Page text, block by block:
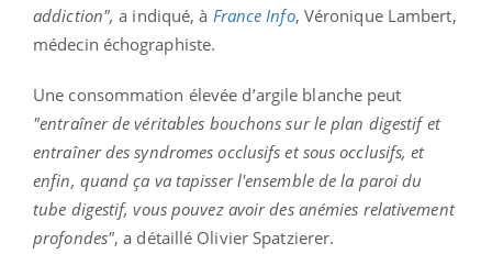
addiction", a indiqué, à France Info, Véronique Lambert,
médecin échographiste.
Une consommation élevée d’argile blanche peut
"entraîner de véritables bouchons sur le plan digestif et
entraîner des syndromes occlusifs et sous occlusifs, et
enfin, quand ça va tapisser l'ensemble de la paroi du
tube digestif, vous pouvez avoir des anémies relativement
profondes", a détaillé Olivier Spatzierer.